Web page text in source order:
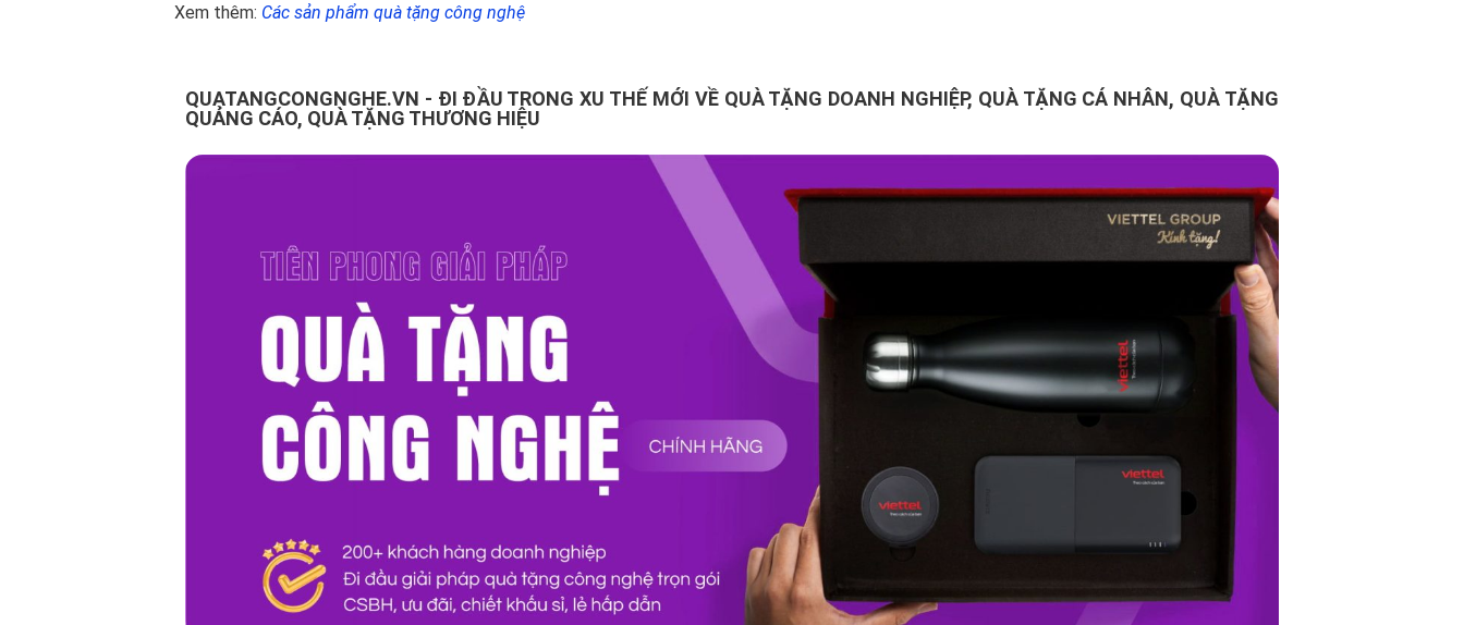
Xem thêm: Các sản phẩm quà tặng công nghệ
QUATANGCONGNGHE.VN - ĐI ĐẦU TRONG XU THẾ MỚI VỀ QUÀ TẶNG DOANH NGHIỆP, QUÀ TẶNG CÁ NHÂN, QUÀ TẶNG
QUẢNG CÁO, QUÀ TẶNG THƯƠNG HIỆU